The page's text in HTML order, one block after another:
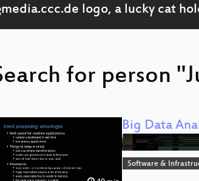
for person
Big Data
Software &